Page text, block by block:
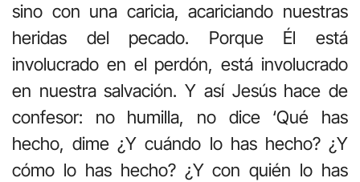
sino con una caricia, acariciando nuestras
heridas del pecado. Porque Él está
involucrado en el perdón, está involucrado
en nuestra salvación. Y así Jesús hace de
confesor: no humilla, no dice ‘Qué has
hecho, dime ¿Y cuándo lo has hecho? ¿Y
cómo lo has hecho? ¿Y con quién lo has